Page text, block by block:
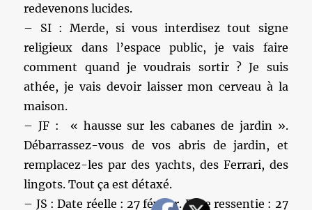
redevenons lucides.
– SI : Merde, si vous interdisez tout signe
religieux dans l’espace public, je vais faire
comment quand je voudrais sortir ? Je suis
athée, je vais devoir laisser mon cerveau à la
maison.
– JF : « hausse sur les cabanes de jardin ».
Débarrassez-vous de vos abris de jardin, et
remplacez-les par des yachts, des Ferrari, des
lingots. Tout ça est détaxé.
– JS : Date réelle : 27 février. Date ressentie : 27